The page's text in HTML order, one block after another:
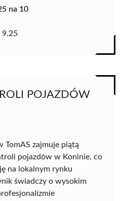
na 10
9.25
POJAZDÓW
TomAS zajmuje piątą
pojazdów w Koninie, co
na lokalnym rynku
świadczy o wysokim